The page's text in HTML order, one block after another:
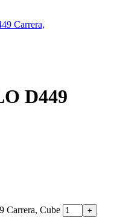
D449
Carrera, Cube